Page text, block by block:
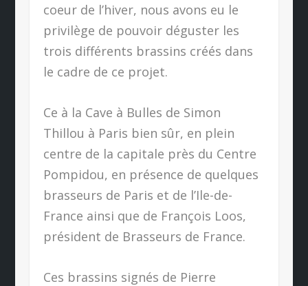
coeur de l’hiver, nous avons eu le
privilège de pouvoir déguster les
trois différents brassins créés dans
le cadre de ce projet.
Ce à la Cave à Bulles de Simon
Thillou à Paris bien sûr, en plein
centre de la capitale près du Centre
Pompidou, en présence de quelques
brasseurs de Paris et de l’Ile-de-
France ainsi que de François Loos,
président de Brasseurs de France.
Ces brassins signés de Pierre